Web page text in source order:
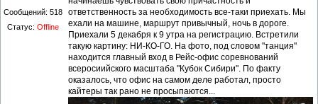
Сообщений: 518
Статус: Offline
ответственность за необходимость все-таки приехать. Мы
ехали на машине, маршрут привычный, ночь в дороге.
Приехали 5 декабря к 9 утра на регистрацию. Встретили
такую картину: НИ-КО-ГО. На фото, под словом "танция"
находится главный вход в Рейс-офис соревнований
всеросиийского масштаба "Кубок Сибири". По факту
оказалось, что офис на самом деле работал, просто
кайтеры так рано не просыпаются...